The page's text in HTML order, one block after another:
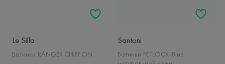
Le Silla
Ботинки RANGER CHIFFON
Santoni
Ботинки FETLOCK-B из